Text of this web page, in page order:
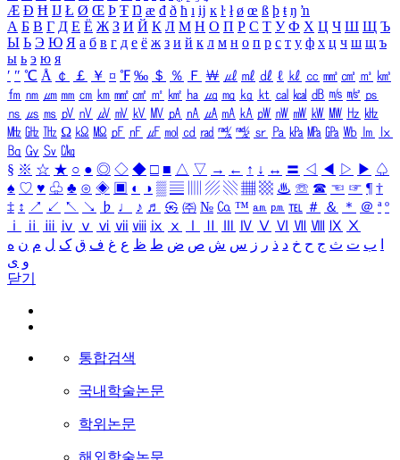
Æ Ð Ħ Ĳ Ł Ø Œ Þ Ŧ Ŋ æ đ ð ħ ı ĳ ĸ ŀ ł ø œ ß þ ŧ ŋ ŉ
А Б В Г Д Е Ё Ж З И Й К Л М Н О П Р С Т У Ф Х Ц Ч Ш Щ Ъ
Ы Ь Э Ю Я а б в г д е ё ж з и й к л м н о п р с т у ф х ц ч ш щ ъ
ы ь э ю я
′ ″ ℃ Å ￠ ￡ ￥ ¤ ℉ ‰ ＄ ％ Ｆ ￦ ㎕ ㎖ ㎗ ℓ ㎘ ㏄ ㎣ ㎤ ㎥ ㎦
㎙ ㎚ ㎛ ㎜ ㎝ ㎞ ㎟ ㎠ ㎡ ㎢ ㏊ ㎍ ㎎ ㎏ ㏏ ㎈ ㎉ ㏈ ㎧ ㎨ ㎰
㎱ ㎲ ㎳ ㎴ ㎵ ㎶ ㎷ ㎸ ㎹ ㎀ ㎁ ㎂ ㎃ ㎄ ㎺ ㎻ ㎽ ㎾ ㎿ ㎐ ㎑
㎒ ㎓ ㎔ Ω ㏀ ㏁ ㎊ ㎋ ㎌ ㏖ ㏅ ㎭ ㎮ ㎯ ㏛ ㎩ ㎪ ㎫ ㎬ ㏝ ㏐
㏓
㏃ ㏉ ㏜ ㏆
§ ※ ☆ ★ ○ ● ◎ ◇ ◆ □ ■ △ ▽ → ← ↑ ↓ ↔ 〓 ◁ ◀ ▷ ▶ ♤
♠ ♡ ♥ ♧ ♣ ⊙ ◈ ▣ ◐ ◑ ▒ ▤ ▨ ▧ ▦ ▩ ♨ ☏ ☎ ☜ ☞ ¶ †
‡ ↕ ↗ ↙ ↖ ↘ ♭ ♩ ♪ ♬ ㉿ ㈜ № ㏇ ™ ㏂ ㏘ ℡ ＃ ＆ ＊ ＠ ª º
ⅰ
ⅱ ⅲ ⅳ ⅴ ⅵ ⅶ ⅷ ⅸ ⅹ Ⅳ Ⅴ Ⅵ Ⅶ Ⅷ Ⅸ Ⅹ
ب ت ث ج ح خ د ذ ر ز س ش ص ض ط ظ ع غ ف ق ک ل م ن ه
و ی
닫기
통합검색
국내학술논문
학위논문